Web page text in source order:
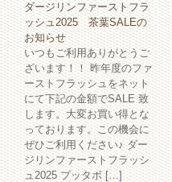
ダージリンファーストフラ
ッシュ2025 茶葉SALEの
お知らせ
いつもご利用ありがとうご
ざいます！！ 昨年度のファ
ーストフラッシュをネット
にて下記の金額でSALE 致
します。大変お買い得とな
っております。この機会に
ぜひご利用ください♪ ダー
ジリンファーストフラッシ
ュ2025 プッタボ […]